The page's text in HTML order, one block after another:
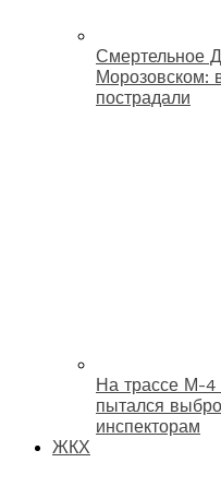
Смертельное
Морозовском:
пострадали
На трассе М-4
пытался
инспекторам
ЖКХ